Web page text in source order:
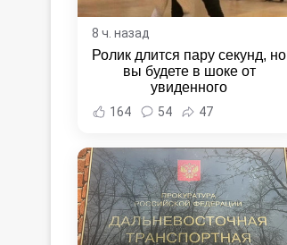
8 ч. назад
Ролик длится пару секунд, но
вы будете в шоке от
увиденного
164 54 47